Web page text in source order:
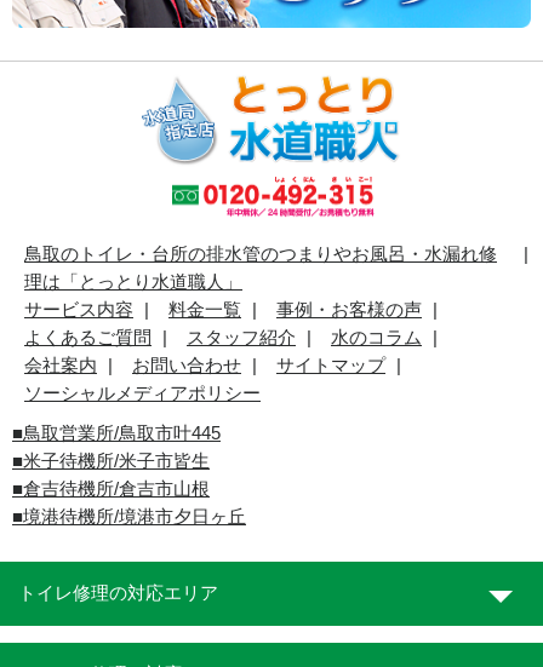
鳥取のトイレ・台所の排水管のつまりやお風呂・水漏れ修
理は「とっとり水道職人」
サービス内容
料金一覧
事例・お客様の声
よくあるご質問
スタッフ紹介
水のコラム
会社案内
お問い合わせ
サイトマップ
ソーシャルメディアポリシー
■鳥取営業所/鳥取市叶445
■米子待機所/米子市皆生
■倉吉待機所/倉吉市山根
■境港待機所/境港市夕日ヶ丘
トイレ修理の対応エリア